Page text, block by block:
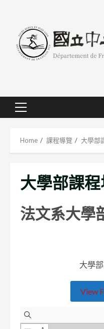
content
Primary
Home 課程導覽 大學部
大學部課程
法文系大學
大學
View